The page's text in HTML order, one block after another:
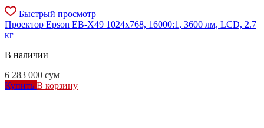
Быстрый просмотр
Проектор Epson EB-X49 1024x768, 16000:1, 3600 лм, LCD, 2.7
кг
В наличии
6 283 000 сум
Купить В корзину